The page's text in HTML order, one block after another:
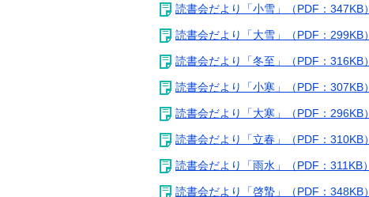
読書会だより「小雪」（PDF：347KB）
読書会だより「大雪」（PDF：299KB）
読書会だより「冬至」（PDF：316KB）
読書会だより「小寒」（PDF：307KB）
読書会だより「大寒」（PDF：296KB）
読書会だより「立春」（PDF：310KB）
読書会だより「雨水」（PDF：311KB）
読書会だより「啓蟄」（PDF：348KB）